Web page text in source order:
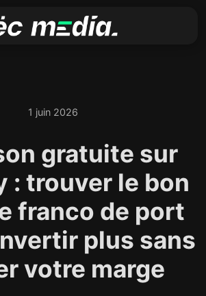
1 juin 2026
gratuite sur
: trouver le bon
franco de port
plus sans
votre marge